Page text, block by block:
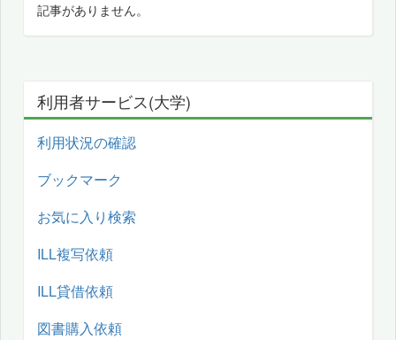
記事がありません。
利用者サービス(大学)
利用状況の確認
ブックマーク
お気に入り検索
ILL複写依頼
ILL貸借依頼
図書購入依頼